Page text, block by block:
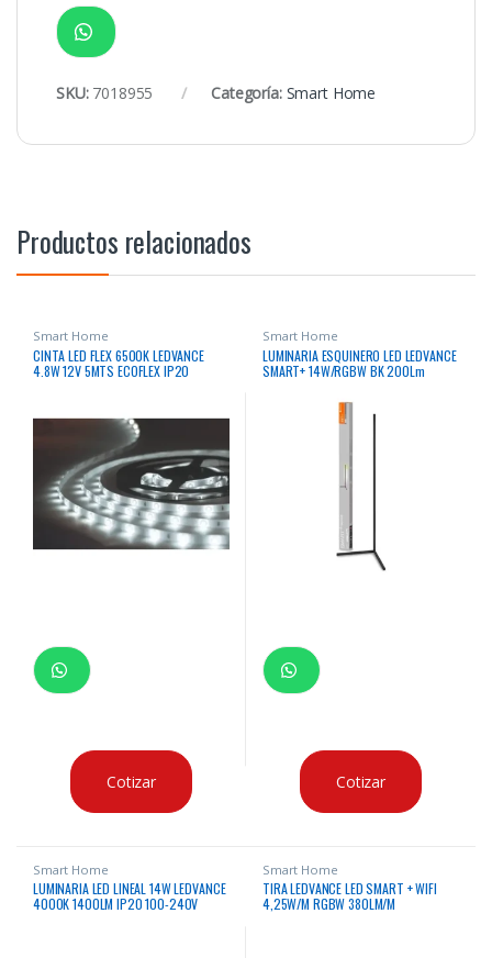
SKU: 7018955 Categoría: Smart Home
Productos relacionados
Smart Home
CINTA LED FLEX 6500K LEDVANCE
4.8W 12V 5MTS ECOFLEX IP20
Cotizar
Smart Home
LUMINARIA ESQUINERO LED LEDVANCE
SMART+ 14W/RGBW BK 200Lm
Cotizar
Smart Home
LUMINARIA LED LINEAL 14W LEDVANCE
4000K 1400LM IP20 100-240V
Smart Home
TIRA LEDVANCE LED SMART + WIFI
4,25W/M RGBW 380LM/M